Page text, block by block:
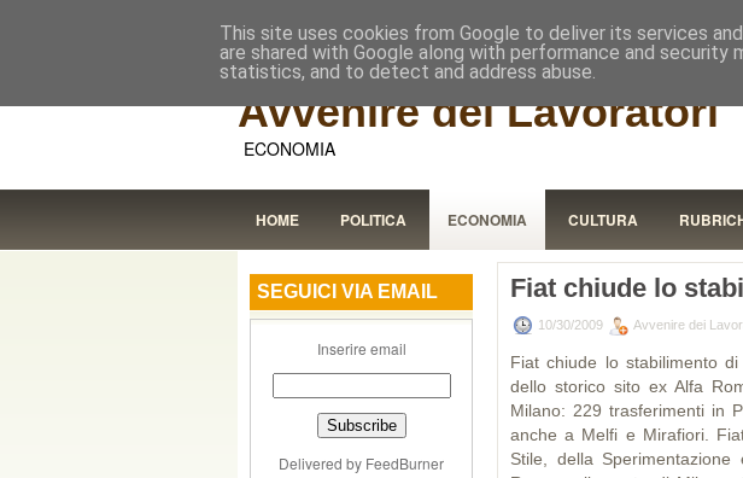
Avvenire dei Lavoratori
ECONOMIA
HOME POLITICA ECONOMIA CULTURA
SEGUICI VIA EMAIL
Inserire email
Delivered by FeedBurner
Fiat chiude lo
10/30/2009 Avvenire dei
Fiat chiude lo stabilimento
dello storico sito ex Alfa
Milano: 229 trasferimenti in
anche a Melfi e Mirafiori.
Stile, della
This site uses cookies from Google to deliver its services
are shared with Google along with performance and
statistics, and to detect and address abuse.